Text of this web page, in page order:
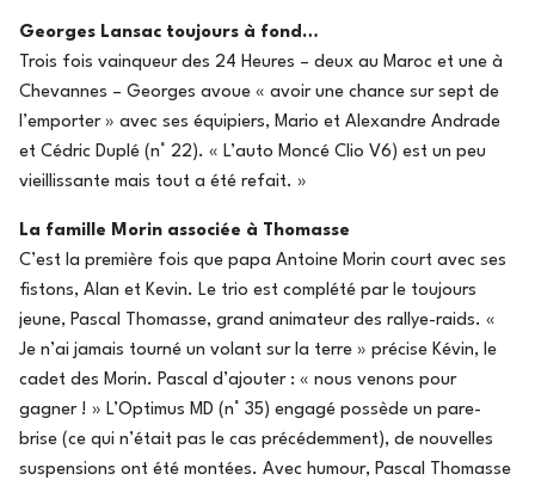
Georges Lansac toujours à fond…
Trois fois vainqueur des 24 Heures – deux au Maroc et une à
Chevannes – Georges avoue « avoir une chance sur sept de
l’emporter » avec ses équipiers, Mario et Alexandre Andrade
et Cédric Duplé (n° 22). « L’auto Moncé Clio V6) est un peu
vieillissante mais tout a été refait. »
La famille Morin associée à Thomasse
C’est la première fois que papa Antoine Morin court avec ses
fistons, Alan et Kevin. Le trio est complété par le toujours
jeune, Pascal Thomasse, grand animateur des rallye-raids. «
Je n’ai jamais tourné un volant sur la terre » précise Kévin, le
cadet des Morin. Pascal d’ajouter : « nous venons pour
gagner ! » L’Optimus MD (n° 35) engagé possède un pare-
brise (ce qui n’était pas le cas précédemment), de nouvelles
suspensions ont été montées. Avec humour, Pascal Thomasse